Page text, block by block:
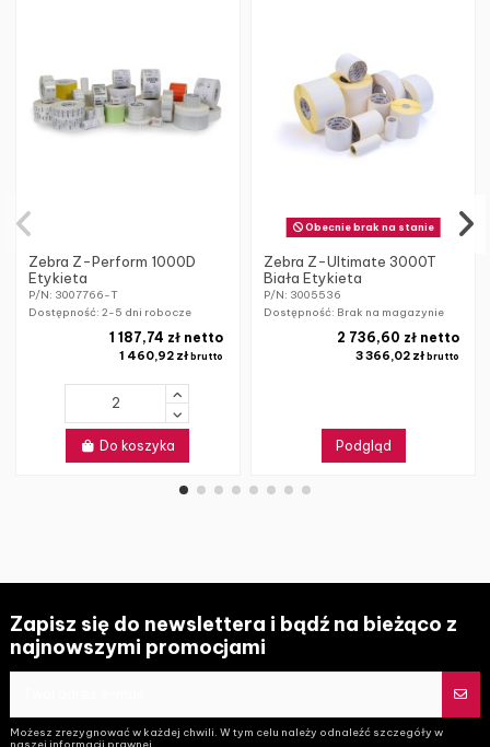
Zebra Z-Perform 1000D
Etykieta
P/N: 3007766-T
Dostępność: 2-5 dni robocze
1 460,92 złbrutto
1 187,74 zł netto
Do koszyka
Obecnie brak na stanie
Zebra Z-Ultimate 3000T
Biała Etykieta
P/N: 3005536
Dostępność: Brak na magazynie
3 366,02 zł brutto
2 736,60 zł netto
Podgląd
Zapisz się do newslettera i bądź na bieżąco z
najnowszymi promocjami
Możesz zrezygnować w każdej chwili. W tym celu należy odnaleźć szczegóły w